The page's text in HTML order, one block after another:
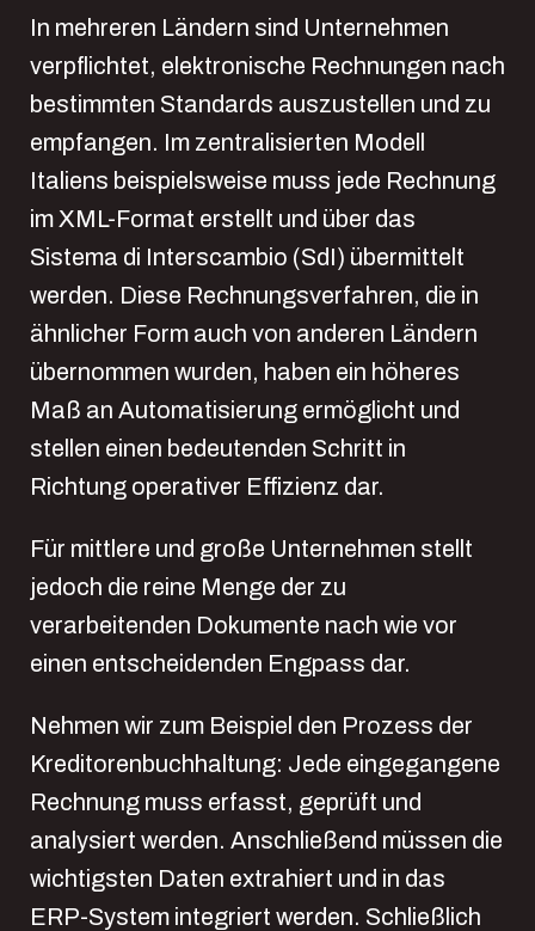
In mehreren Ländern sind Unternehmen
verpflichtet, elektronische Rechnungen nach
bestimmten Standards auszustellen und zu
empfangen. Im zentralisierten Modell
Italiens beispielsweise muss jede Rechnung
im XML-Format erstellt und über das
Sistema di Interscambio (SdI) übermittelt
werden. Diese Rechnungsverfahren, die in
ähnlicher Form auch von anderen Ländern
übernommen wurden, haben ein höheres
Maß an Automatisierung ermöglicht und
stellen einen bedeutenden Schritt in
Richtung operativer Effizienz dar.
Für mittlere und große Unternehmen stellt
jedoch die reine Menge der zu
verarbeitenden Dokumente nach wie vor
einen entscheidenden Engpass dar.
Nehmen wir zum Beispiel den Prozess der
Kreditorenbuchhaltung: Jede eingegangene
Rechnung muss erfasst, geprüft und
analysiert werden. Anschließend müssen die
wichtigsten Daten extrahiert und in das
ERP-System integriert werden. Schließlich